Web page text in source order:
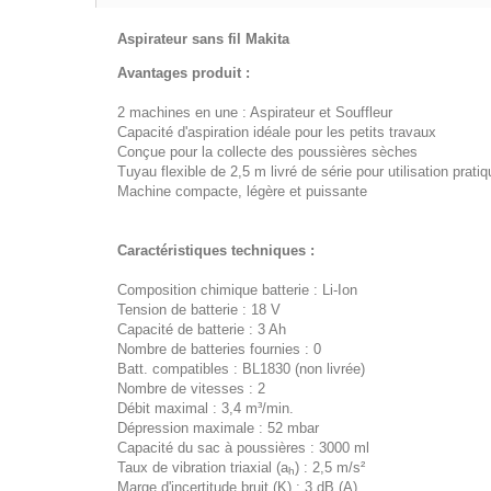
Aspirateur sans fil Makita
Avantages produit :
2 machines en une : Aspirateur et Souffleur
Capacité d'aspiration idéale pour les petits travaux
Conçue pour la collecte des poussières sèches
Tuyau flexible de 2,5 m livré de série pour utilisation
Machine compacte, légère et puissante
Caractéristiques techniques :
Composition chimique batterie : Li-Ion
Tension de batterie : 18 V
Capacité de batterie : 3 Ah
Nombre de batteries fournies : 0
Batt. compatibles : BL1830 (non livrée)
Nombre de vitesses : 2
Débit maximal : 3,4 m³/min.
Dépression maximale : 52 mbar
Capacité du sac à poussières : 3000 ml
Taux de vibration triaxial (ah) : 2,5 m/s²
Marge d'incertitude bruit (K) : 3 dB (A)